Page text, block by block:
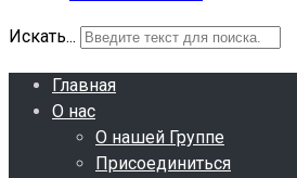
Искать...
Главная
О нас
О нашей Группе
Присоединиться